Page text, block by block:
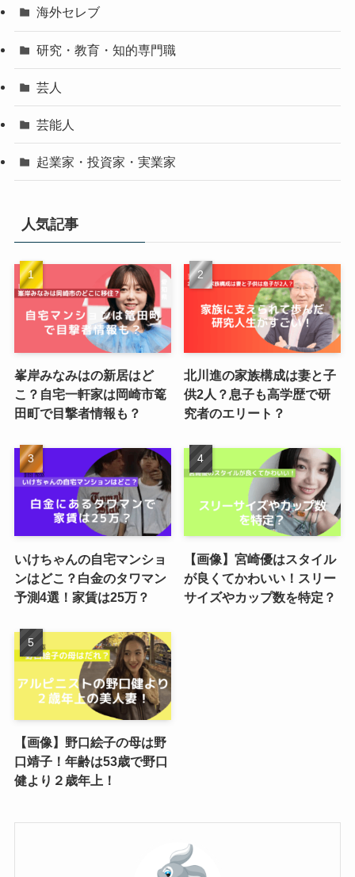
海外セレブ
研究・教育・知的専門職
芸人
芸能人
起業家・投資家・実業家
人気記事
峯岸みなみはの新居はど
こ？自宅一軒家は岡崎市篭
田町で目撃者情報も？
北川進の家族構成は妻と子
供2人？息子も高学歴で研
究者のエリート？
いけちゃんの自宅マンショ
ンはどこ？白金のタワマン
予測4選！家賃は25万？
【画像】宮崎優はスタイル
が良くてかわいい！スリー
サイズやカップ数を特定？
【画像】野口絵子の母は野
口靖子！年齢は53歳で野口
健より２歳年上！